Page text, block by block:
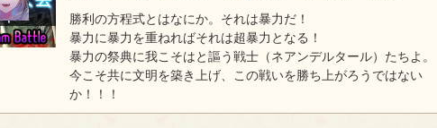
勝利の方程式とはなにか。それは暴力だ！
暴力に暴力を重ねればそれは超暴力となる！
暴力の祭典に我こそはと謳う戦士（ネアンデルタール）たちよ。
今こそ共に文明を築き上げ、この戦いを勝ち上がろうではない
か！！！